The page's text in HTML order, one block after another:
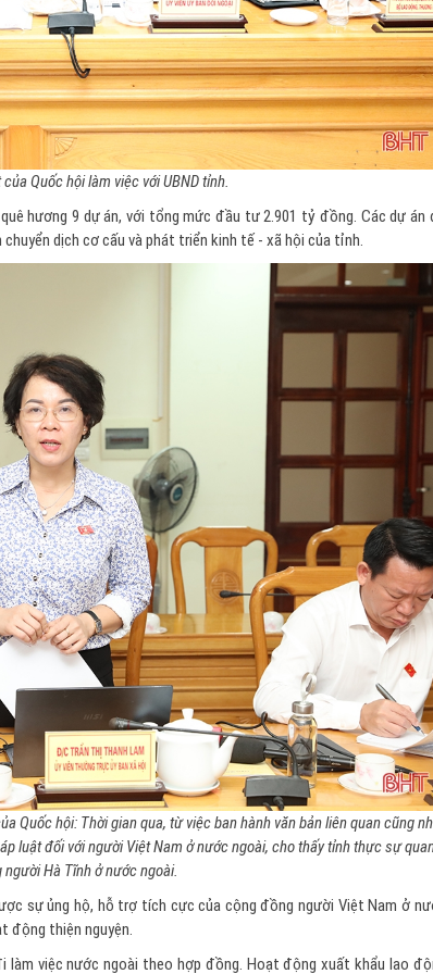
Quốc hội làm việc với UBND tỉnh.
hương 9 dự án, với tổng mức đầu tư 2.901 tỷ đồng. Các dự án
dịch cơ cấu và phát triển kinh tế - xã hội của tỉnh.
Quốc hội: Thời gian qua, từ việc ban hành văn bản liên quan cũng
luật đối với người Việt Nam ở nước ngoài, cho thấy tỉnh thực sự
Hà Tĩnh ở nước ngoài.
sự ủng hộ, hỗ trợ tích cực của cộng đồng người Việt Nam ở
động thiện nguyện.
làm việc nước ngoài theo hợp đồng. Hoạt động xuất khẩu lao